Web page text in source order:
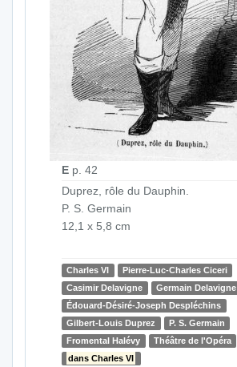
E p. 42
Duprez, rôle du Dauphin.
P. S. Germain
12,1 x 5,8 cm
Charles VI
Pierre-Luc-Charles Ciceri
Casimir Delavigne
Germain Delavigne
Édouard-Désiré-Joseph Despléchins
Gilbert-Louis Duprez
P. S. Germain
Fromental Halévy
Théâtre de l'Opéra
dans Charles VI